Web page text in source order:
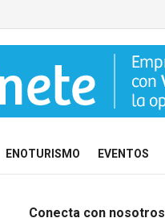
ENOTURISMO EVENTOS
Conecta con nosotros